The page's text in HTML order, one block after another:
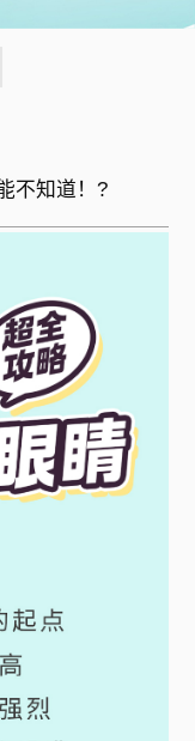
不知道！?